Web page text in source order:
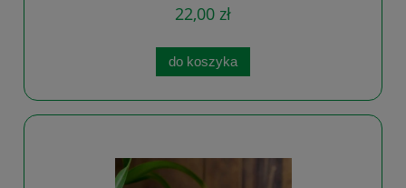
22,00 zł
do koszyka